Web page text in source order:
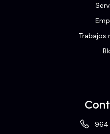
Trabajos
964